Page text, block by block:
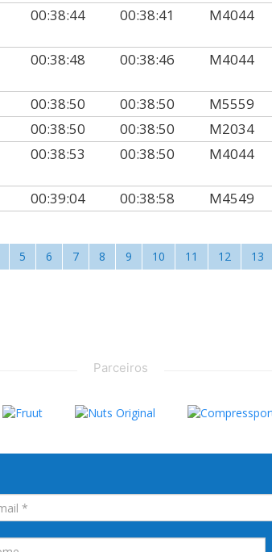
00:38:44 00:38:41 M4044
00:38:48 00:38:46 M4044
00:38:50 00:38:50 M5559
00:38:50 00:38:50 M2034
00:38:53 00:38:50 M4044
00:39:04 00:38:58 M4549
5 6 7 8 9 10 11 12 13
Parceiros